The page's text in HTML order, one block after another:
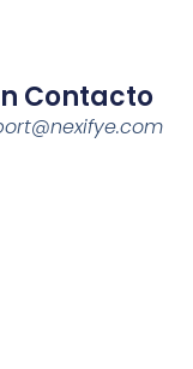
Contacto